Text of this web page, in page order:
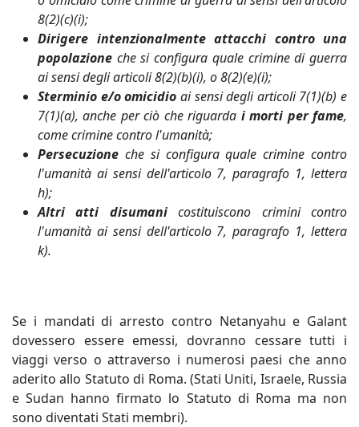
8(2)(c)(i);
Dirigere intenzionalmente attacchi contro una
popolazione che si configura quale crimine di guerra
ai sensi degli articoli 8(2)(b)(i), o 8(2)(e)(i);
Sterminio e/o omicidio ai sensi degli articoli 7(1)(b) e
7(1)(a), anche per ciò che riguarda i morti per fame,
come crimine contro l'umanità;
Persecuzione che si configura quale crimine contro
l'umanità ai sensi dell'articolo 7, paragrafo 1, lettera
h);
Altri atti disumanicostituiscono crimini contro
l'umanità ai sensi dell'articolo 7, paragrafo 1, lettera
k).
Se i mandati di arresto contro Netanyahu e Galant
dovessero essere emessi, dovranno cessare tutti i
viaggi verso o attraverso i numerosi paesi che anno
aderito allo Statuto di Roma. (Stati Uniti, Israele, Russia
e Sudan hanno firmato lo Statuto di Roma ma non
sono diventati Stati membri).